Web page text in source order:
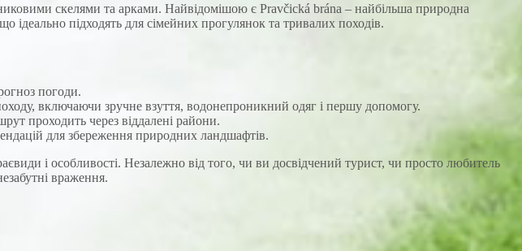
скелями та арками. Найвідомішою є Pravčická brána – найбільша природна
ідеально підходять для сімейних прогулянок та тривалих походів.
погоди.
включаючи зручне взуття, водонепроникний одяг і першу допомогу.
проходить через віддалені райони.
для збереження природних ландшафтів.
і особливості. Незалежно від того, чи ви досвідчений турист, чи просто любитель
враження.